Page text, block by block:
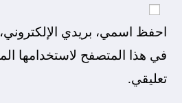
احفظ اسمي، بريدي الإلكتروني،
في هذا المتصفح لاستخدامها
تعليقي.